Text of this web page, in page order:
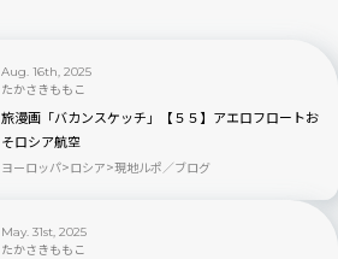
Aug. 16th, 2025
たかさきももこ
旅漫画「バカンスケッチ」【５５】アエロフロートお
そロシア航空
ヨーロッパ ロシア 現地ルポ／ブログ
May. 31st, 2025
たかさきももこ